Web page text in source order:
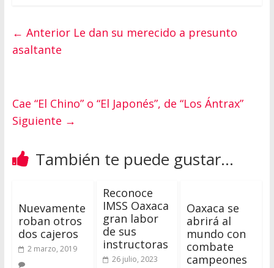
← AnteriorLe dan su merecido a presunto
asaltante
Cae “El Chino” o “El Japonés”, de “Los Ántrax”
Siguiente →
También te puede gustar...
Nuevamente
roban otros
dos cajeros
2 marzo, 2019
Reconoce
IMSS Oaxaca
gran labor
de sus
instructoras
26 julio, 2023
Oaxaca se
abrirá al
mundo con
combate
campeones